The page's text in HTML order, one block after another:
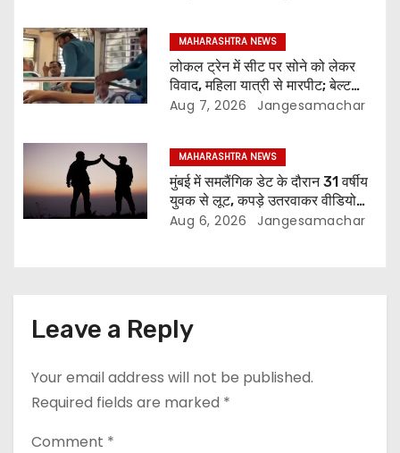
MAHARASHTRA NEWS
लोकल ट्रेन में सीट पर सोने को लेकर
विवाद, महिला यात्री से मारपीट; बेल्ट
दिखाकर धमकाने का आरोप
Aug 7, 2026 Jangesamachar
MAHARASHTRA NEWS
मुंबई में समलैंगिक डेट के दौरान 31 वर्षीय
युवक से लूट, कपड़े उतरवाकर वीडियो
बनाने का आरोप
Aug 6, 2026 Jangesamachar
Leave a Reply
Your email address will not be published.
Required fields are marked *
Comment *